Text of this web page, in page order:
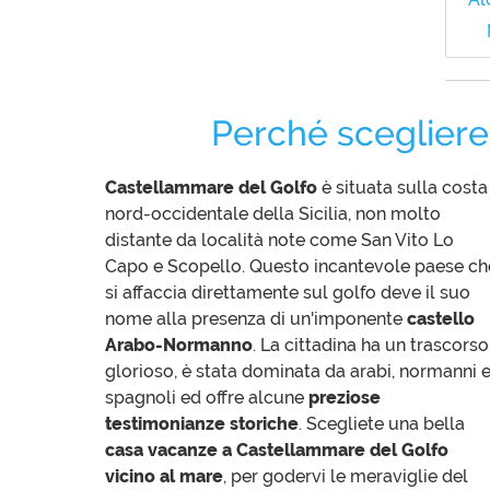
Perché
Castellammare del Golfo è situata sulla costa
nord-occidentale della Sicilia, non molto
distante da località note come San Vito Lo
Capo e Scopello. Questo incantevole paese
si affaccia direttamente sul golfo deve il suo
nome alla presenza di un'imponente castello
Arabo-Normanno. La cittadina ha un trascorso
glorioso, è stata dominata da arabi, normanni e
spagnoli ed offre alcune preziose
testimonianze storiche. Scegliete una bella
casa vacanze a Castellammare del Golfo
vicino al mare, per godervi le meraviglie del